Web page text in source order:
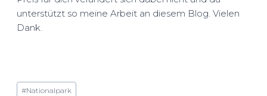
unterstützt so meine Arbeit an diesem Blog. Vielen
Dank.
Schlagworte:
#Nationalpark